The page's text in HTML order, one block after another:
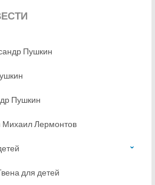
Пушкин
Пушкин
Михаил Лермонтов
для детей